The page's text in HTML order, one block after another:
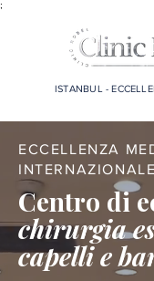
;
ISTANBUL -
ECCELLENZA
INTERNAZIONALE
Centro di
chirurgia
capelli e